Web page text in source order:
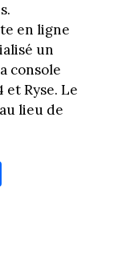
en ligne
un
console
et Ryse. Le
lieu de
Pa